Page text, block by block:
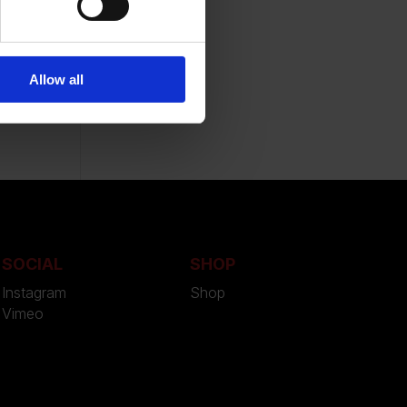
Allow all
SOCIAL
Instagram
Vimeo
SHOP
Shop